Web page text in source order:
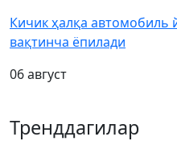
Кичик ҳалқа автомобиль
вақтинча ёпилади
06 август
Тренддагилар